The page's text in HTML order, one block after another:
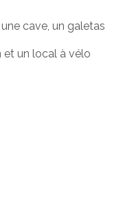
cave, un galetas
et un local à vélo